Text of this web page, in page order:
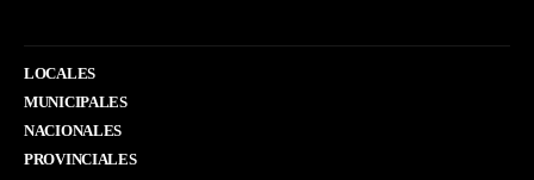
LOCALES
MUNICIPALES
NACIONALES
PROVINCIALES